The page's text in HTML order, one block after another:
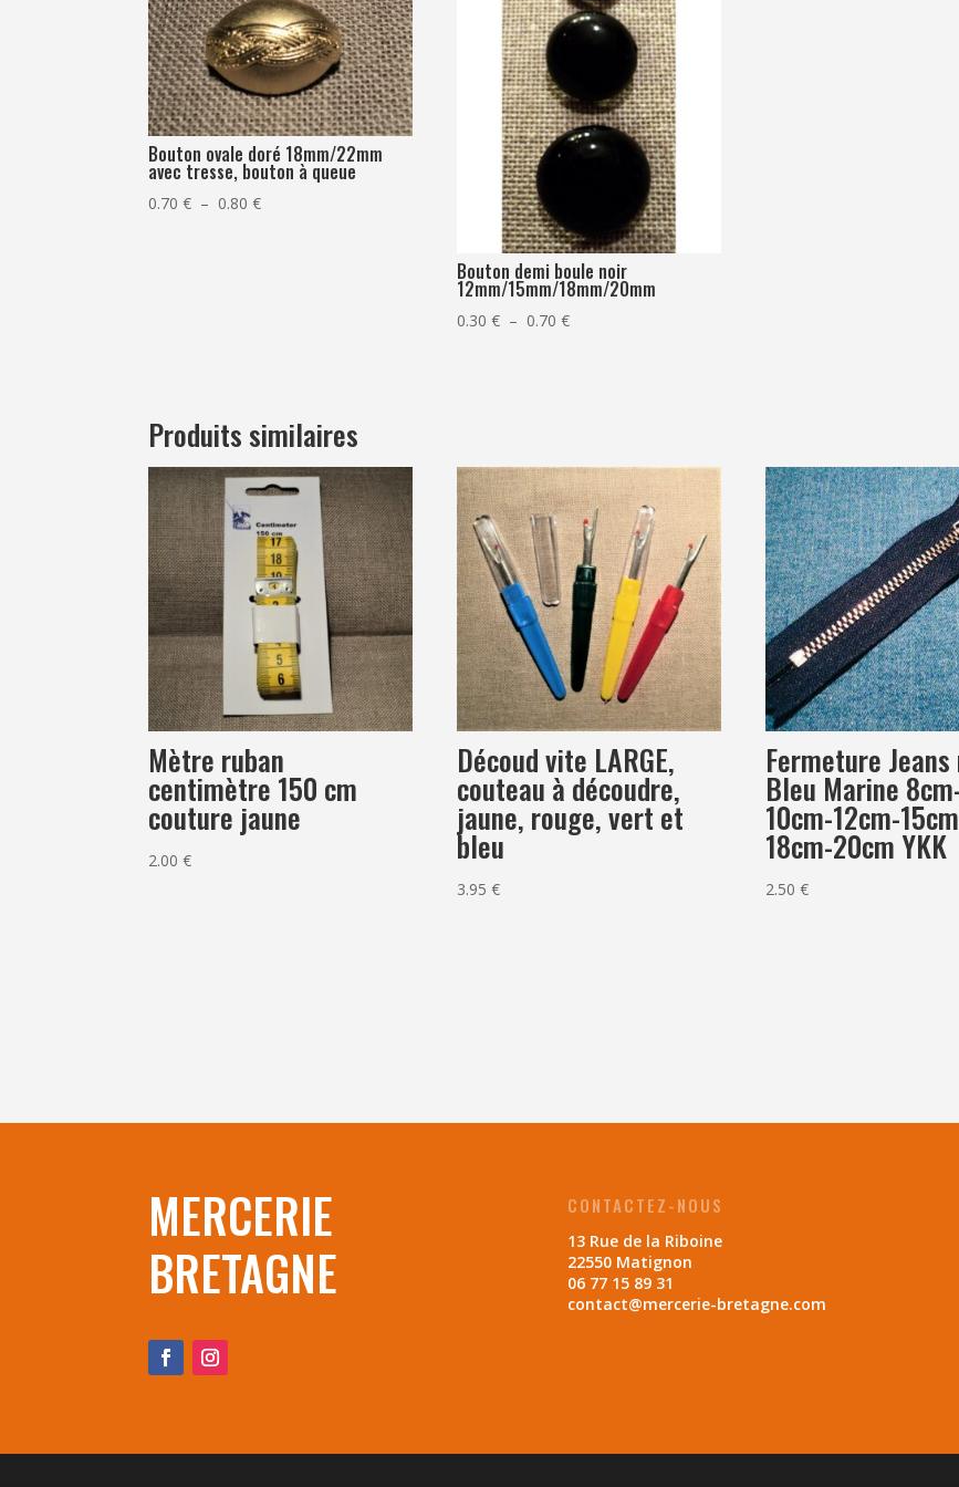
Bouton ovale doré 18mm/22mm
avec tresse, bouton à queue
0.70€ – 0.80€Plage
Bouton demi boule noir
12mm/15mm/18mm/20mm
0.30€ – 0.70€Plage
0.70 €
Produits similaires
Mètre ruban
centimètre 150 cm
couture jaune
2.00€
Découd vite LARGE,
couteau à découdre,
jaune, rouge, vert et
bleu
3.95€
Fermeture
Bleu Marine
10cm-12cm-
18cm-20cm YKK
2.50€
MERCERIE
BRETAGNE
CONTACTEZ-NOUS
13 Rue de la Riboine
22550 Matignon
06 77 15 89 31
contact@mercerie-bretagne.com